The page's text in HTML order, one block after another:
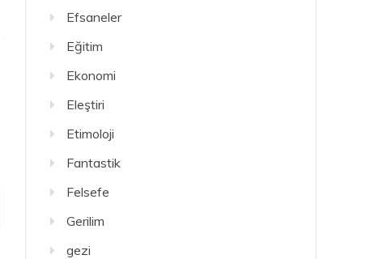
Efsaneler
Eğitim
Ekonomi
Eleştiri
Etimoloji
Fantastik
Felsefe
Gerilim
gezi